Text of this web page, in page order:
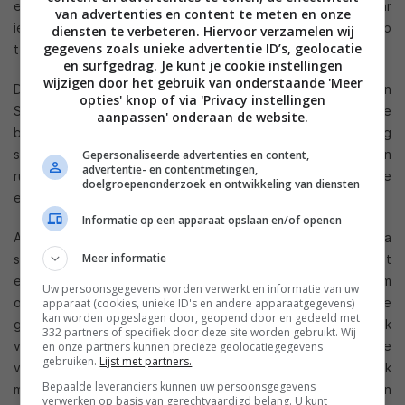
er natuurlijk niet dunner en lichter van. Als het vak ook maar
iets gevuld is merk je dat het onmogelijk is de iPad plat op
tafel te leggen, maar in principe is dat natuurlijk logisch.
Doordat er een vouw zit in de voorste flap kan de Belkin
Storage Folio Plus in twee stand posities gezet worden, de
bekende mediapositie en de typepositie. De laatste is erg
stabiel maar de eerste helaas niet. De keuze voor nylon en
rubber zorgt dat er veel ruimte/speling is in de media positie
en bij aanraking kan de iPad vrij gemakkelijk omvallen.
Al met al vind ik het een hoes met wat kuren. Het ultra
simpele design is weinig charmant en maakt het totaalpakket
een stuk dikker en zwaarder, en hoewel het een probleem
oplost maakt deze hoes de iPad een stuk lastiger te
gebruiken. Tijdens normaal gebruik zul je hem vaak te dik
vinden, één van de standposities is niet stabiel en de keuze
voor relatief goedkope materialen maakt de iPad een stuk
minder chique. Maar, je hebt wel altijd je oordopjes en een
van advertenties en content te meten en onze
diensten te verbeteren. Hiervoor verzamelen wij
gegevens zoals unieke advertentie ID’s, geolocatie
en surfgedrag. Je kunt je cookie instellingen
wijzigen door het gebruik van onderstaande 'Meer
opties' knop of via 'Privacy instellingen
aanpassen' onderaan de website.
Gepersonaliseerde advertenties en content,
advertentie- en contentmetingen,
doelgroepenonderzoek en ontwikkeling van diensten
Informatie op een apparaat opslaan en/of openen
Meer informatie
Uw persoonsgegevens worden verwerkt en informatie van uw
apparaat (cookies, unieke ID's en andere apparaatgegevens)
kan worden opgeslagen door, geopend door en gedeeld met
332 partners of specifiek door deze site worden gebruikt. Wij
en onze partners kunnen precieze geolocatiegegevens
gebruiken. Lijst met partners.
Bepaalde leveranciers kunnen uw persoonsgegevens
verwerken op basis van gerechtvaardigd belang. U kunt